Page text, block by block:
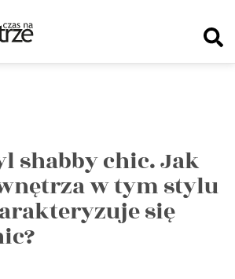
shabby chic. Jak
w tym stylu
się